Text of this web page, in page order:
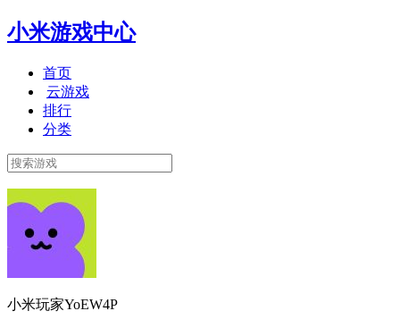
小米游戏中心
首页
云游戏
排行
分类
小米玩家YoEW4P